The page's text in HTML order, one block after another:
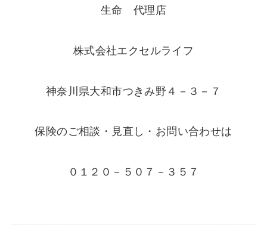
生命 代理店
株式会社エクセルライフ
神奈川県大和市つきみ野４－３－７
保険のご相談・見直し・お問い合わせは
０１２０－５０７－３５７